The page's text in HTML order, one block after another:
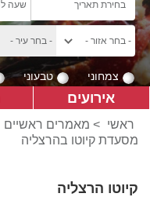
צמחוני טבעוני
אירועים
ראשי > מאמרים ראשיים
מסעדת קיוטו בהרצליה
קיוטו הרצליה